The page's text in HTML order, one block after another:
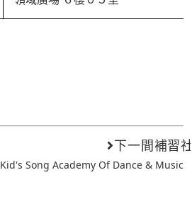
下一間補習
Kid's Song Academy Of Dance & Music